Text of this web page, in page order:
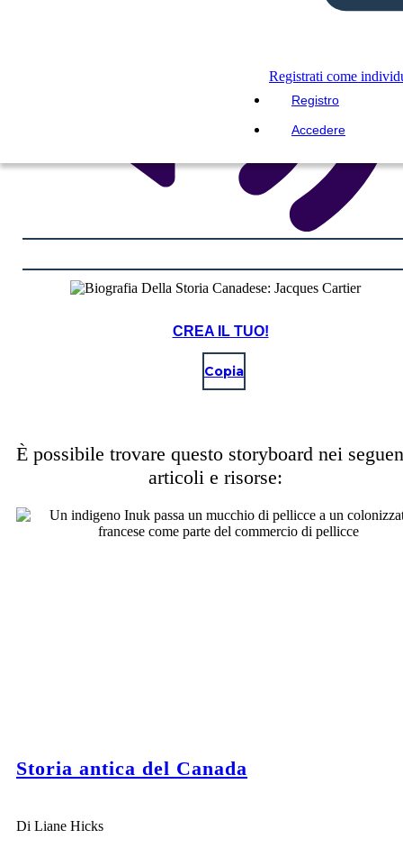
Registrati come
Registro
Accedere
CREA IL TUO!
Copia
È possibile trovare questo storyboard nei
articoli e risorse:
Storia antica del Canada
Di Liane Hicks